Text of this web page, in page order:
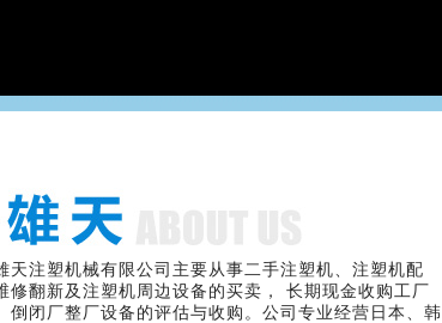
注塑机械有限公司主要从事二手注塑机、注塑机配
修翻新及注塑机周边设备的买卖， 长期现金收购工厂
倒闭厂整厂设备的评估与收购。公司专业经营日本、韩